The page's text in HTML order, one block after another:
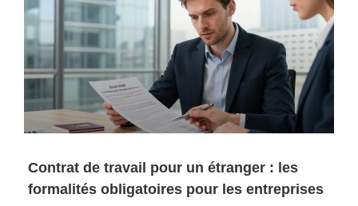
Contrat de travail pour un étranger : les
formalités obligatoires pour les entreprises